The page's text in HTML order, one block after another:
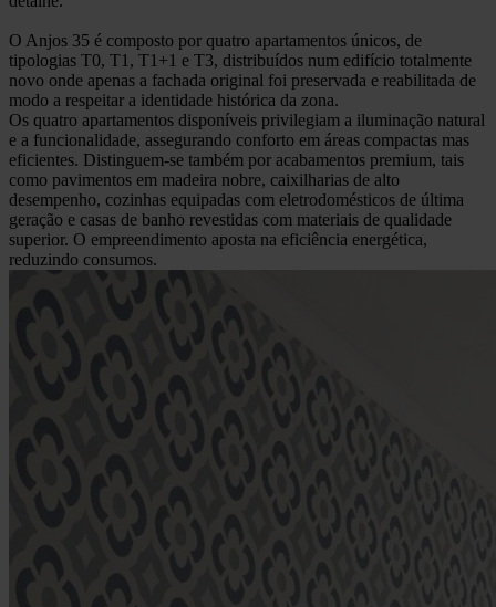
O Anjos 35 é composto por quatro apartamentos únicos, de
tipologias T0, T1, T1+1 e T3, distribuídos num edifício totalmente
novo onde apenas a fachada original foi preservada e reabilitada de
modo a respeitar a identidade histórica da zona.
Os quatro apartamentos disponíveis privilegiam a iluminação natural
e a funcionalidade, assegurando conforto em áreas compactas mas
eficientes. Distinguem-se também por acabamentos premium, tais
como pavimentos em madeira nobre, caixilharias de alto
desempenho, cozinhas equipadas com eletrodomésticos de última
geração e casas de banho revestidas com materiais de qualidade
superior. O empreendimento aposta na eficiência energética,
reduzindo consumos.